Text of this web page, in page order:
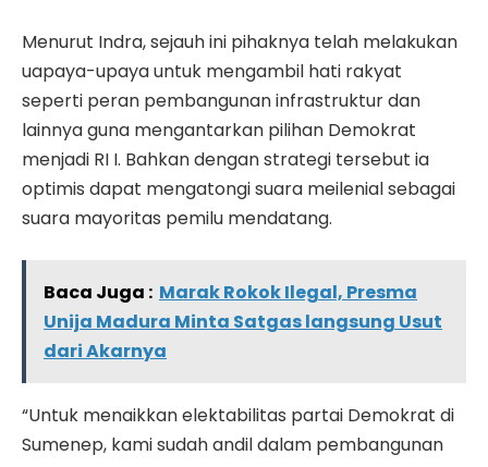
Menurut Indra, sejauh ini pihaknya telah melakukan
uapaya-upaya untuk mengambil hati rakyat
seperti peran pembangunan infrastruktur dan
lainnya guna mengantarkan pilihan Demokrat
menjadi RI I. Bahkan dengan strategi tersebut ia
optimis dapat mengatongi suara meilenial sebagai
suara mayoritas pemilu mendatang.
Baca Juga : Marak Rokok Ilegal, Presma
Unija Madura Minta Satgas langsung Usut
dari Akarnya
“Untuk menaikkan elektabilitas partai Demokrat di
Sumenep, kami sudah andil dalam pembangunan